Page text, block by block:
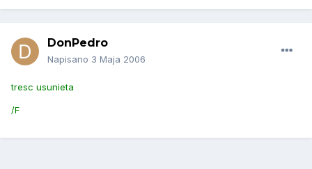
DonPedro
Napisano 3 Maja 2006
tresc usunieta
/F